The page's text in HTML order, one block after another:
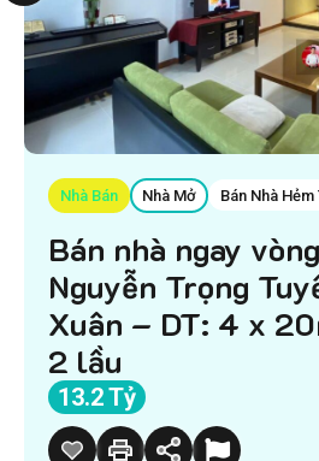
Nhà Bán Nhà Mở Bán Nhà Hẻm
Bán nhà ngay
Nguyễn Trọng
Xuân – DT: 4 x
2 lầu
13.2 Tỷ